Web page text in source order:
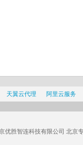
天翼云代理 阿里云服务
优胜智连科技有限公司 北京